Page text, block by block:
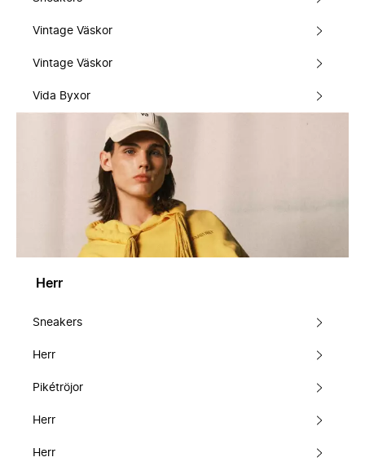
Vintage Väskor
Vintage Väskor
Vida Byxor
Herr
Sneakers
Herr
Pikétröjor
Herr
Herr